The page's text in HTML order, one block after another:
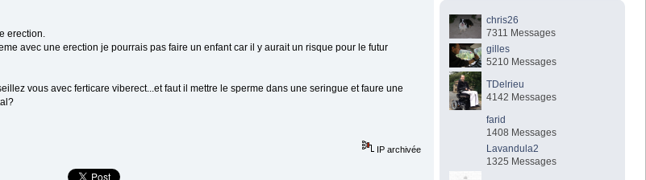
erection.
avec une erection je pourrais pas faire un enfant car il y aurait un risque pour le futur
vous avec ferticare viberect...et faut il mettre le sperme dans une seringue et faure une
IP archivée
chris26
7311 Messages
gilles
5210 Messages
TDelrieu
4142 Messages
farid
1408 Messages
Lavandula2
1325 Messages